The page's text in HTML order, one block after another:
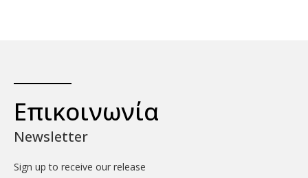
Επικοινωνία
Newsletter
Sign up to receive our release